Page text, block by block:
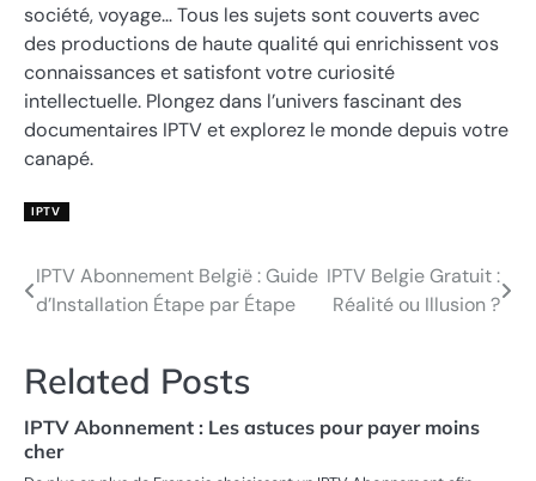
société, voyage… Tous les sujets sont couverts avec
des productions de haute qualité qui enrichissent vos
connaissances et satisfont votre curiosité
intellectuelle. Plongez dans l’univers fascinant des
documentaires IPTV et explorez le monde depuis votre
canapé.
IPTV
Post
IPTV Abonnement België : Guide
d’Installation Étape par Étape
IPTV Belgie Gratuit :
Réalité ou Illusion ?
Related Posts
IPTV Abonnement : Les astuces pour payer moins
cher